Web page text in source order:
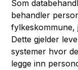
Som
behandler
fylkeskommune,
Dette gjelder
systemer hvor
legge inn